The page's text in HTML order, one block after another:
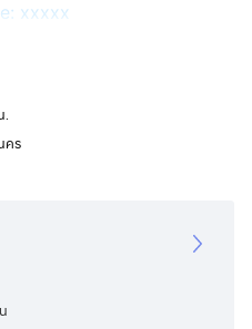
xxxxx
าย ถ.ประชาอุทิศ เขต
International School,
.
คร